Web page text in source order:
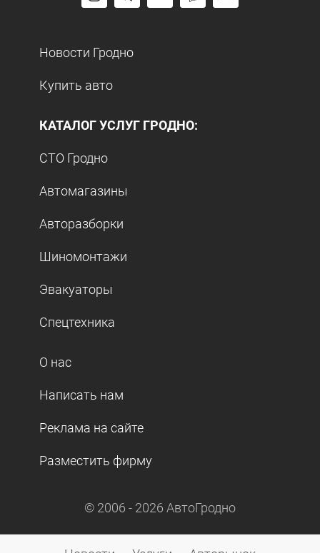
Новости Гродно
Купить авто
КАТАЛОГ УСЛУГ ГРОДНО:
СТО Гродно
Автомагазины
Авторазборки
Шиномонтажи
Эвакуаторы
Спецтехника
О нас
Написать нам
Реклама на сайте
Разместить фирму
© 2006 - 2026 АвтоГродно